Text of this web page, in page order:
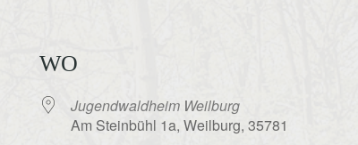
WO
Jugendwaldheim Weilburg
Am Steinbühl 1a, Weilburg, 35781